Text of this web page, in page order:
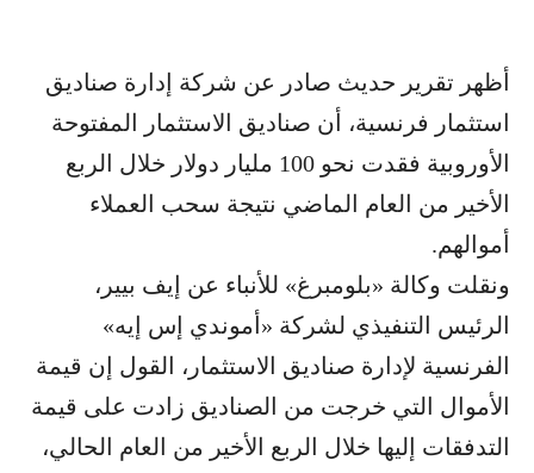
أظهر تقرير حديث صادر عن شركة إدارة صناديق
استثمار فرنسية، أن صناديق الاستثمار المفتوحة
الأوروبية فقدت نحو 100 مليار دولار خلال الربع
الأخير من العام الماضي نتيجة سحب العملاء
أموالهم.
ونقلت وكالة «بلومبرغ» للأنباء عن إيف بيير،
الرئيس التنفيذي لشركة «أموندي إس إيه»
الفرنسية لإدارة صناديق الاستثمار، القول إن قيمة
الأموال التي خرجت من الصناديق زادت على قيمة
التدفقات إليها خلال الربع الأخير من العام الحالي،